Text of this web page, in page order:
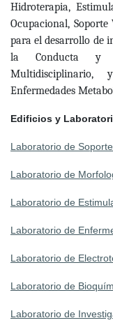
Hidroterapia,
Ocupacional,
para el desarrollo de
la Conducta y
Multidisciplinario,
Enfermedades
Edificios y
Laboratorio de
Laboratorio de
Laboratorio de
Laboratorio de
Laboratorio de
Laboratorio de
Laboratorio de